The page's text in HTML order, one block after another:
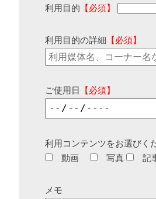
利用目的 【必須】
利用目的の詳細 【必須】
ご使用日 【必須】
利用コンテンツをお選びく
動画
写真 記
メモ